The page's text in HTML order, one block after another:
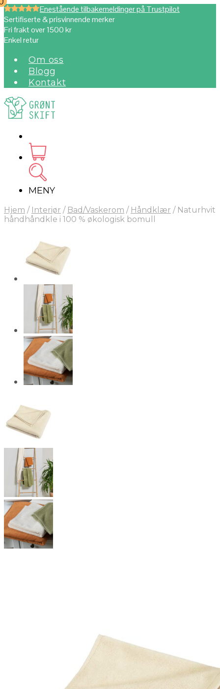
Enestående tilbakemeldinger på Trustpilot
Sertifiserte & prisvinnende merker
Fri frakt over 1500 kr
Enkel retur
Om oss
Blogg
Kontakt
MENY
Hjem / Interiør / Bad/Vaskerom / Håndklær /Naturhvit
håndhåndkle i 100 % økologisk bomull